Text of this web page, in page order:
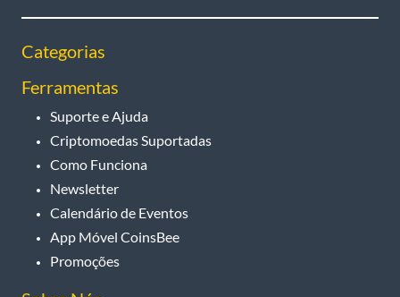
Categorias
Ferramentas
Suporte e Ajuda
Criptomoedas Suportadas
Como Funciona
Newsletter
Calendário de Eventos
App Móvel CoinsBee
Promoções